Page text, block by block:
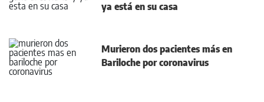
ya está en su casa
Murieron dos pacientes más en
Bariloche por coronavirus